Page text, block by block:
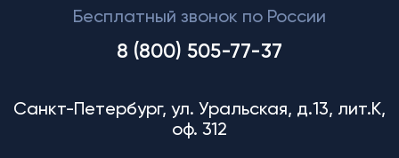
Бесплатный звонок по России
8 (800) 505-77-37
Санкт-Петербург, ул. Уральская, д.13, лит.К,
оф. 312